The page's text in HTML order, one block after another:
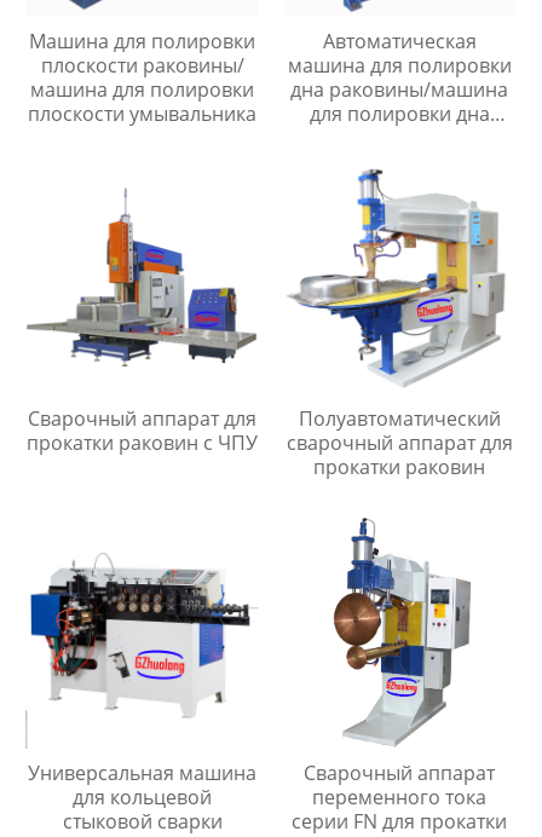
Машина для полировки
плоскости раковины/
машина для полировки
плоскости умывальника
Автоматическая
машина для полировки
дна раковины/машина
для полировки дна
Сварочный аппарат для
прокатки раковин с ЧПУ
Полуавтоматический
сварочный аппарат для
прокатки раковин
Универсальная машина
для кольцевой
стыковой сварки
Сварочный аппарат
переменного тока
серии FN для прокатки